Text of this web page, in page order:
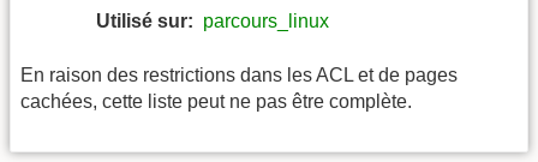
Utilisé sur: parcours_linux
En raison des restrictions dans les ACL et de pages
cachées, cette liste peut ne pas être complète.